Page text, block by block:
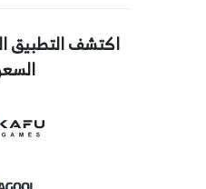
اكتشف التطبيق